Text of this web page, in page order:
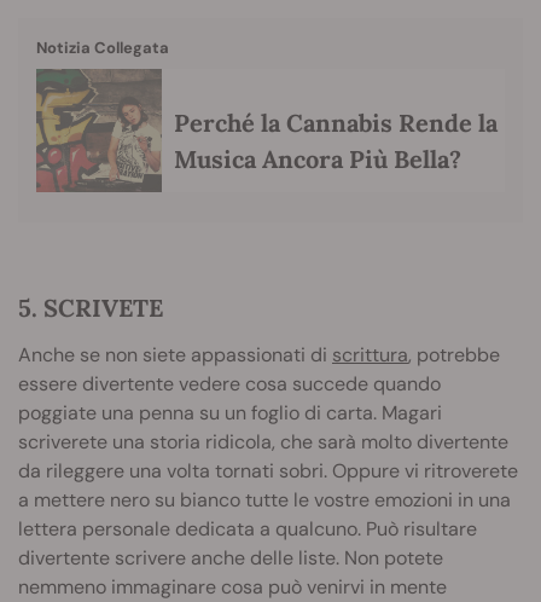
Notizia Collegata
Perché la Cannabis Rende la
Musica Ancora Più Bella?
5. SCRIVETE
Anche se non siete appassionati di scrittura, potrebbe
essere divertente vedere cosa succede quando
poggiate una penna su un foglio di carta. Magari
scriverete una storia ridicola, che sarà molto divertente
da rileggere una volta tornati sobri. Oppure vi ritroverete
a mettere nero su bianco tutte le vostre emozioni in una
lettera personale dedicata a qualcuno. Può risultare
divertente scrivere anche delle liste. Non potete
nemmeno immaginare cosa può venirvi in mente